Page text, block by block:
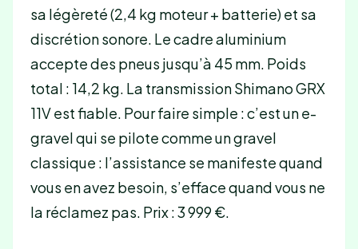
sa légèreté (2,4 kg moteur + batterie) et sa
discrétion sonore. Le cadre aluminium
accepte des pneus jusqu’à 45 mm. Poids
total : 14,2 kg. La transmission Shimano GRX
11V est fiable. Pour faire simple : c’est un e-
gravel qui se pilote comme un gravel
classique : l’assistance se manifeste quand
vous en avez besoin, s’efface quand vous ne
la réclamez pas. Prix : 3 999 €.